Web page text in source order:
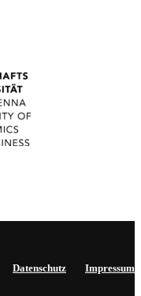
Datenschutz Impressum